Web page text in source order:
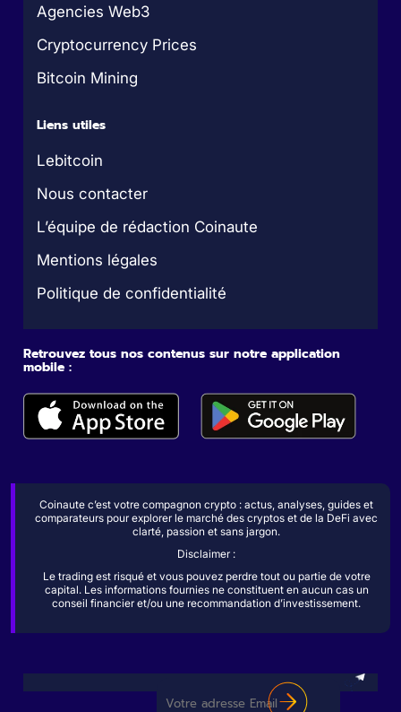
Agencies Web3
Cryptocurrency Prices
Bitcoin Mining
Liens utiles
Lebitcoin
Nous contacter
L’équipe de rédaction Coinaute
Mentions légales
Politique de confidentialité
Retrouvez tous nos contenus sur notre application
mobile :
Coinaute c’est votre compagnon crypto : actus, analyses, guides et
comparateurs pour explorer le marché des cryptos et de la DeFi avec
clarté, passion et sans jargon.
Disclaimer :
Le trading est risqué et vous pouvez perdre tout ou partie de votre
capital. Les informations fournies ne constituent en aucun cas un
conseil financier et/ou une recommandation d’investissement.